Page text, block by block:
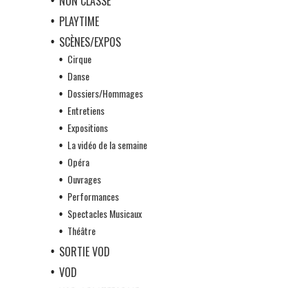
PLAYTIME
SCÈNES/EXPOS
Cirque
Danse
Dossiers/Hommages
Entretiens
Expositions
La vidéo de la semaine
Opéra
Ouvrages
Performances
Spectacles Musicaux
Théâtre
SORTIE VOD
VOD